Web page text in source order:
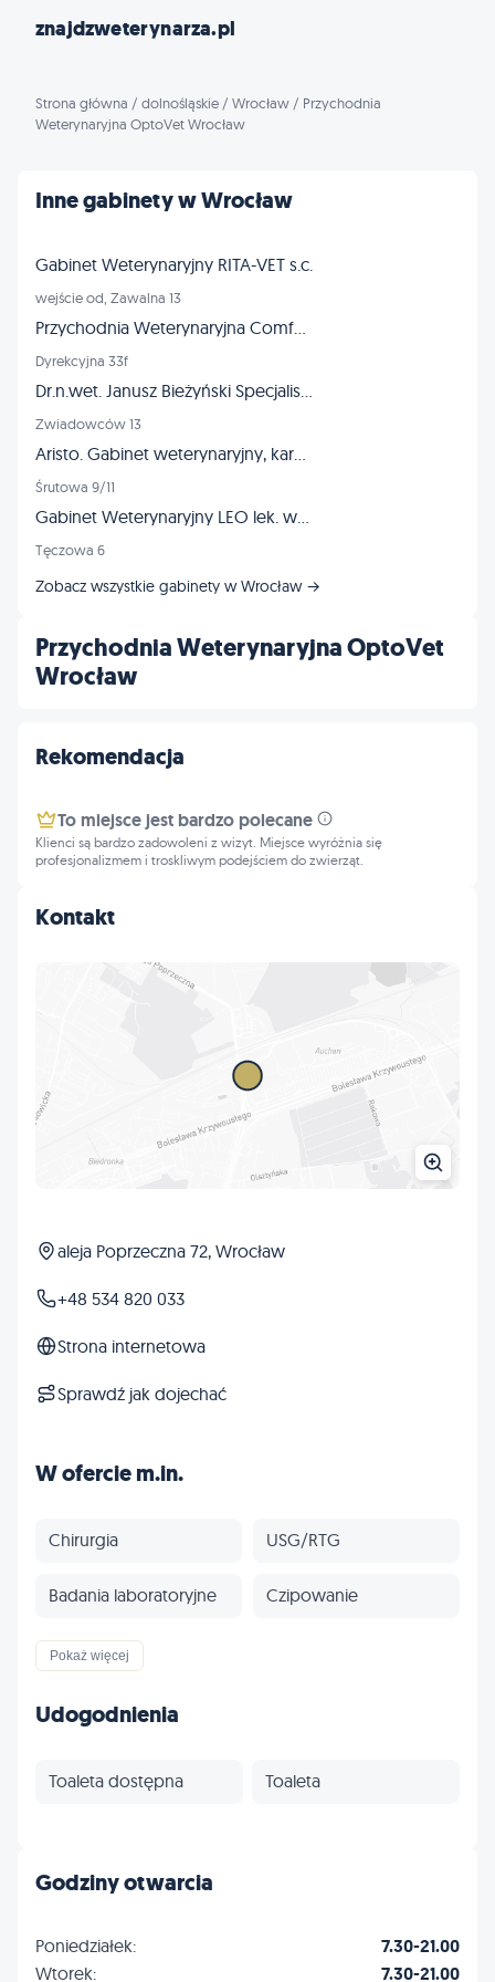
znajdzweterynarza.pl
Strona główna / dolnośląskie / Wrocław / Przychodnia
Weterynaryjna OptoVet Wrocław
Przychodnia Weterynaryjna OptoVet
Wrocław
Kontakt
aleja Poprzeczna 72, Wrocław
+48 534 820 033
Strona internetowa
Sprawdź jak dojechać
W ofercie m.in.
Chirurgia USG/RTG
Badania laboratoryjne Czipowanie
Paszporty
Stomatologia
Endokrynologia
Pokaż więcej
Udogodnienia
Toaleta dostępna Toaleta
Inne gabinety w Wrocław
Gabinet Weterynaryjny RITA-VET s.c.
wejście od, Zawalna 13
Przychodnia Weterynaryjna ComfortVET
Dyrekcyjna 33f
Dr.n.wet. Janusz Bieżyński Specjalista chirurg - złamania dysplazja
Zwiadowców 13
Aristo. Gabinet weterynaryjny, karmy dla zwierząt, strzyżenie
Śrutowa 9/11
Gabinet Weterynaryjny LEO lek. wet. Tomasz Frankowski
Tęczowa 6
Zobacz wszystkie gabinety w Wrocław →
Rekomendacja
To miejsce jest bardzo polecane
Klienci są bardzo zadowoleni z wizyt. Miejsce wyróżnia się
profesjonalizmem i troskliwym podejściem do zwierząt.
Godziny otwarcia
Poniedziałek: 7.30-21.00
Wtorek: 7.30-21.00